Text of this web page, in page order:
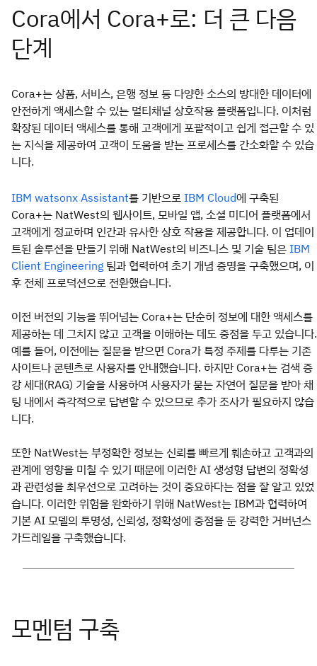
Cora+는 상품, 서비스, 은행 정보 등 다양한 소스의 방대한 데이터에
안전하게 액세스할 수 있는 멀티채널 상호작용 플랫폼입니다. 이처럼
확장된 데이터 액세스를 통해 고객에게 포괄적이고 쉽게 접근할 수 있
는 지식을 제공하여 고객이 도움을 받는 프로세스를 간소화할 수 있습
니다.
IBM watsonx Assistant를 기반으로 IBM Cloud에 구축된
Cora+는 NatWest의 웹사이트, 모바일 앱, 소셜 미디어 플랫폼에서
고객에게 정교하며 인간과 유사한 상호 작용을 제공합니다. 이 업데이
트된 솔루션을 만들기 위해 NatWest의 비즈니스 및 기술 팀은 IBM
Client Engineering 팀과 협력하여 초기 개념 증명을 구축했으며, 이
후 전체 프로덕션으로 전환했습니다.
이전 버전의 기능을 뛰어넘는 Cora+는 단순히 정보에 대한 액세스를
제공하는 데 그치지 않고 고객을 이해하는 데도 중점을 두고 있습니다.
예를 들어, 이전에는 질문을 받으면 Cora가 특정 주제를 다루는 기존
사이트나 콘텐츠로 사용자를 안내했습니다. 하지만 Cora+는 검색 증
강 세대(RAG) 기술을 사용하여 사용자가 묻는 자연어 질문을 받아 채
팅 내에서 즉각적으로 답변할 수 있으므로 추가 조사가 필요하지 않습
니다.
또한 NatWest는 부정확한 정보는 신뢰를 빠르게 훼손하고 고객과의
관계에 영향을 미칠 수 있기 때문에 이러한 AI 생성형 답변의 정확성
과 관련성을 최우선으로 고려하는 것이 중요하다는 점을 잘 알고 있었
습니다. 이러한 위험을 완화하기 위해 NatWest는 IBM과 협력하여
기본 AI 모델의 투명성, 신뢰성, 정확성에 중점을 둔 강력한 거버넌스
가드레일을 구축했습니다.